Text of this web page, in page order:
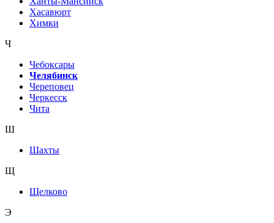
Хасавюрт
Химки
Ч
Чебоксары
Челябинск
Череповец
Черкесск
Чита
Ш
Шахты
Щ
Щелково
Э